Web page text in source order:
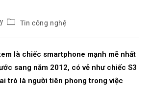
Tin công nghệ
là chiếc smartphone mạnh mẽ nhất
sang năm 2012, có vẻ như chiếc S3
trò là người tiên phong trong việc